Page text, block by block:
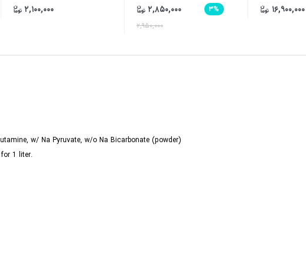
۱۶,۹۰۰,۰۰۰ ۳% ۲,۸۵۰,۰۰۰
۲,۹۵۰,۰۰۰
۲,۱۰۰,۰۰۰
w/ Na Pyruvate, w/o Na Bicarbonate (powder)
1 liter.